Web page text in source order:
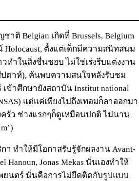
าติ Belgian เกิดที่ Brussels, Belgium
Holocaust, ตั้งแต่เด็กมีความสนิทสนม
ทำในสิ่งชื่นชอบ ไม่ใช่เร่งรีบแต่งงาน
ปดาห์), ค้นพบความสนใจหลังรับชม
ข้าศึกษายังสถาบัน Institut national
แต่แค่เพียงไม่ถึงเทอมก็ลาออกมา
ครัว ช่วงแรกๆก็ดูเหมือนปกติ ไม่นาน
กา ทำให้มีโอกาสรับรู้จักผลงาน Avant-
Hanoun, Jonas Mekas นั่นเองทำให้
ยนตร์ นั่นคือการไม่ยึดติดกับรูปแบบ